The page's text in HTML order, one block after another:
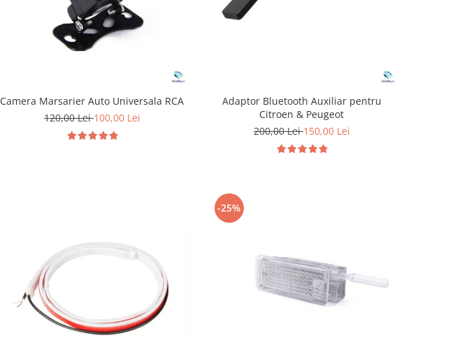
Camera Marsarier Auto Universala RCA
120,00 Lei100,00 Lei
Adaptor Bluetooth Auxiliar pentru
Citroen & Peugeot
200,00 Lei150,00 Lei
-25%